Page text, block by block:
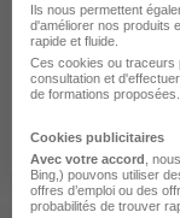
Ils nous permettent
d'améliorer nos produits
rapide et fluide.
Ces cookies ou traceurs
consultation et
de formations proposées.
Cookies publicitaires
Avec votre accord ,
Bing,) pouvons utiliser
offres d’emploi ou des
probabilités de trouver